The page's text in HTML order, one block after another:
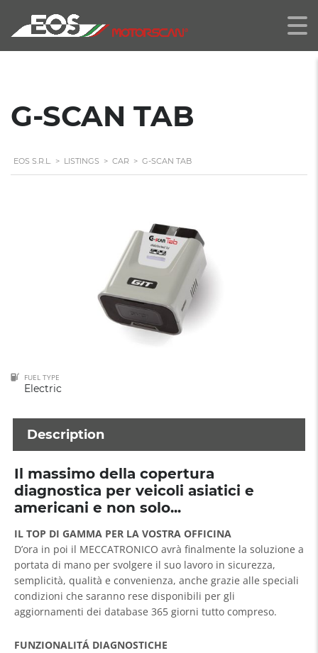
G-SCAN TAB
EOS S.R.L. > LISTINGS > CAR > G-SCAN TAB
FUEL TYPE
Electric
Description
Il massimo della copertura
diagnostica per veicoli asiatici e
americani e non solo...
IL TOP DI GAMMA PER LA VOSTRA OFFICINA
D’ora in poi il MECCATRONICO avrà finalmente la soluzione a
portata di mano per svolgere il suo lavoro in sicurezza,
semplicità, qualità e convenienza, anche grazie alle speciali
condizioni che saranno rese disponibili per gli
aggiornamenti dei database 365 giorni tutto compreso.
FUNZIONALITÁ DIAGNOSTICHE